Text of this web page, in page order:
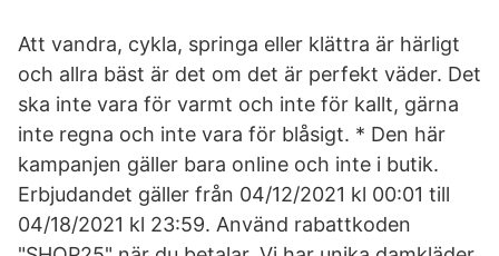
Att vandra, cykla, springa eller klättra är härligt
och allra bäst är det om det är perfekt väder. Det
ska inte vara för varmt och inte för kallt, gärna
inte regna och inte vara för blåsigt. * Den här
kampanjen gäller bara online och inte i butik.
Erbjudandet gäller från 04/12/2021 kl 00:01 till
04/18/2021 kl 23:59. Använd rabattkoden